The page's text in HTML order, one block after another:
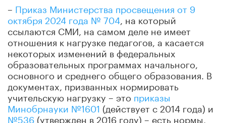
– Приказ Министерства просвещения от 9
октября 2024 года № 704, на который
ссылаются СМИ, на самом деле не имеет
отношения к нагрузке педагогов, а касается
некоторых изменений в федеральных
образовательных программах начального,
основного и среднего общего образования. В
документах, призванных нормировать
учительскую нагрузку – этоприказы
Минобрнауки №1601(действует с 2014 года) и
№536 (утвержден в 2016 году) – есть нормы,